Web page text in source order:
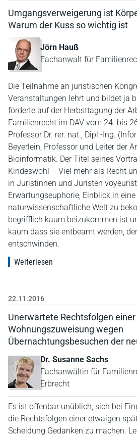
Umgangsverweigerung ist
Warum der Kuss so wichtig ist
Jörn Hauß
Fachanwalt für
Die Teilnahme an juristischen
Veranstaltungen lehrt und bildet ja
förderte auf der Herbsttagung der
Familienrecht im DAV vom 24. bis
Professor Dr. rer. nat., Dipl.-Ing.
Beyerlein, Professor und Leiter der
Bioinformatik. Der Titel seines
Kindeswohl – Viel mehr als Recht
in Juristinnen und Juristen
Erwartungseuphorie, Einblick in
naturwissenschaftliche Welt zu
begrifflich kaum beizukommen ist
kaum dass sie entbeamt werden,
entschwinden.
Weiterlesen
22.11.2016
Unerwartete Rechtsfolgen einer
Wohnungszuweisung wegen
Übernachtungsbesuchen der
Dr. Susanne Sachs
Fachanwältin für
Erbrecht
Es ist offenbar unüblich, sich bei
die Rechtsfolgen einer etwaigen
Scheidung Gedanken zu machen.